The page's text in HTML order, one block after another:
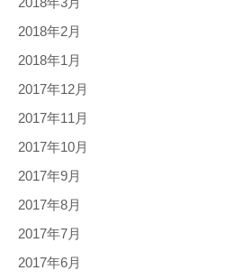
2018年2月
2018年1月
2017年12月
2017年11月
2017年10月
2017年9月
2017年8月
2017年7月
2017年6月